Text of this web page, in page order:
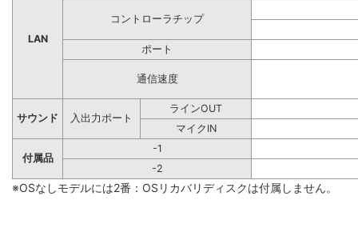
LAN
コントローラチップ
ポート
通信速度
サウンド 入出力ポート
ラインOUT
マイクIN
付属品
-1
-2
※OSなしモデルには2番：OSリカバリディスクは付属しません。